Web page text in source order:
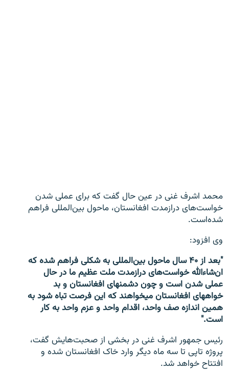
محمد اشرف غنی در عین حال گفت که برای عملی شدن
خواست‌های درازمدت افغانستان، ماحول بین‌المللی فراهم
شده‌است.
وی افزود:
"بعد از ۴۰ سال ماحول بین‌المللی به شکلی فراهم شده که
ان‌شاءالله خواست‌های درازمدت ملت عظیم ما در حال
عملی شدن است و چون دشمن‎های افغانستان و بد
خواه‎های افغانستان می‎خواهند که این فرصت تباه شود به
همین اندازه صف واحد، اقدام واحد و عزم واحد به کار
است."
رئیس جمهور اشرف غنی در بخشی از صحبت‌هایش گفت،
پروژه تاپی تا سه ماه دیگر وارد خاک افغانستان شده و
افتتاح خواهد شد.